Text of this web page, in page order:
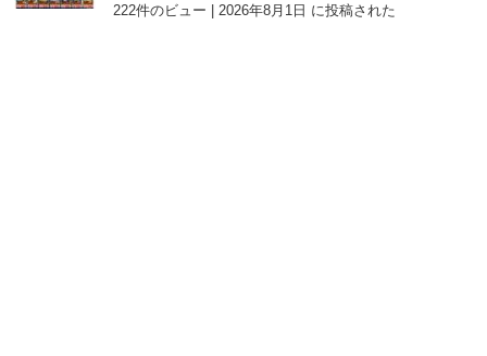
222件のビュー |2026年8月1日 に投稿された